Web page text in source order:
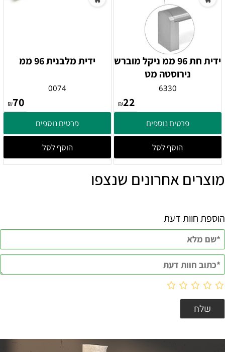
ידית חת 96 ממ ניקל מוברש
נירוסטה מט
6330
₪22
פרטים נוספים
הוסף לסל
ידית מלבנית 96 ממ
0074
₪70
פרטים נוספים
הוסף לסל
מוצרים אחרונים שנצפו
הוספת חוות דעת